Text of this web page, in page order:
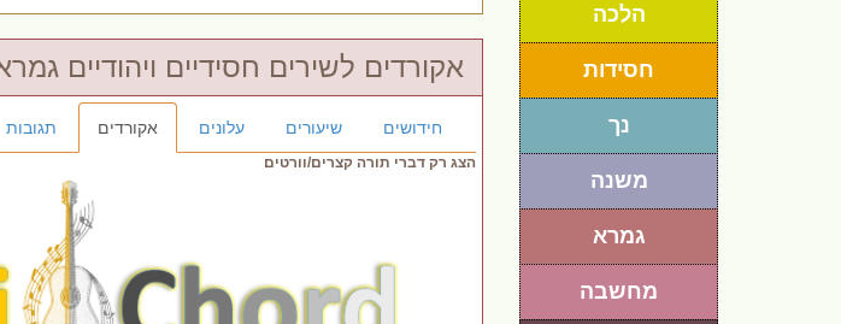
הלכה
חסידות
נך
משנה
גמרא
מחשבה
אקורדים לשירים חסידיים ויהודיים
חידושים שיעורים עלונים אקורדים תגובות
הצג רק דברי תורה קצרים/וורטים